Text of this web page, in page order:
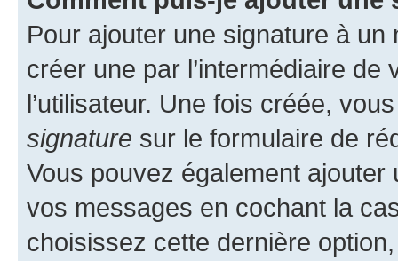
Pour ajouter une signature à un
créer une par l’intermédiaire
l’utilisateur. Une fois créée,
signature sur le formulaire de
Vous pouvez également
vos messages en cochant la
choisissez cette dernière